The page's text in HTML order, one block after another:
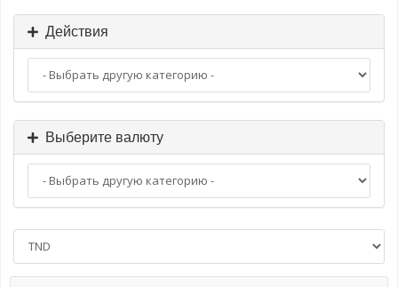
Действия
Выберите валюту